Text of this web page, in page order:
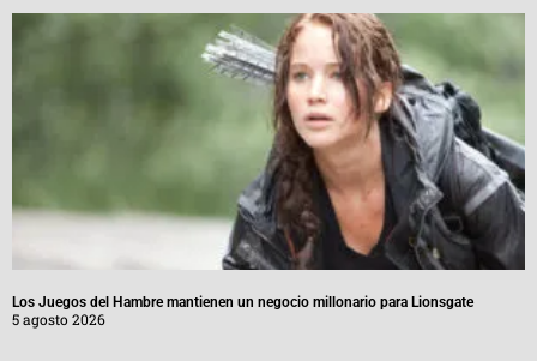
Los Juegos del Hambre mantienen un negocio millonario para Lionsgate
5 agosto 2026